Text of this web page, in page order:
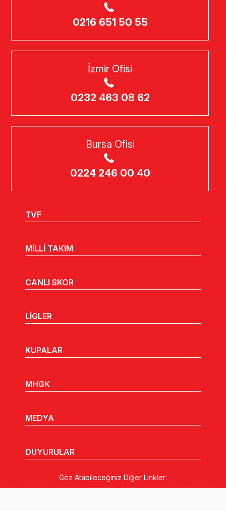
0216 651 50 55
İzmir Ofisi
0232 463 08 62
Bursa Ofisi
0224 246 00 40
TVF
MİLLİ TAKIM
CANLI SKOR
LİGLER
KUPALAR
MHGK
MEDYA
DUYURULAR
Göz Atabileceğiniz Diğer Linkler: